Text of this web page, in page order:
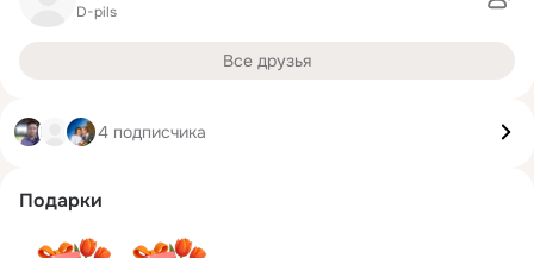
D-pils
Все друзья
4 подписчика
Подарки